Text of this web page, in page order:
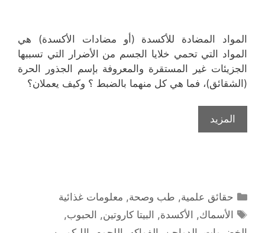
المواد المضادة للأكسدة (أو مضادات الأكسدة) هي
المواد التي تحمي خلايا الجسم من الأضرار التي تسببها
الجزيئات غير المستقرة والمعروفة بإسم الجذور الحرة
(الشقائق)، فما هي كل منهما بالضبط ؟ وكيف يعملان؟
المزيد
التصنيفات
حقائق علمية, طب وصحة, معلومات غذائية
الوسوم
الأسماك, الأكسدة, البيتا كاروتين, الحبوب,